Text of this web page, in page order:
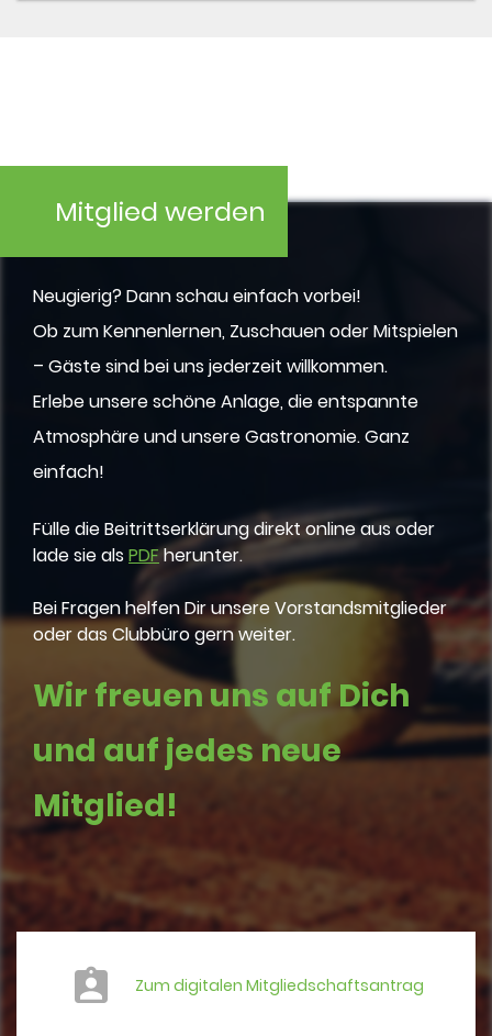
Mitglied werden
Neugierig? Dann schau einfach vorbei!
Ob zum Kennenlernen, Zuschauen oder Mitspielen
– Gäste sind bei uns jederzeit willkommen.
Erlebe unsere schöne Anlage, die entspannte
Atmosphäre und unsere Gastronomie. Ganz
einfach!
Fülle die Beitrittserklärung direkt online aus oder
lade sie alsPDFherunter.
Bei Fragen helfen Dir unsere Vorstandsmitglieder
oder das Clubbüro gern weiter.
Wir freuen uns auf Dich
und auf jedes neue
Mitglied!
Zum digitalen Mitgliedschaftsantrag